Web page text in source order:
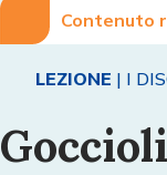
Contenuto
LEZIONE | I